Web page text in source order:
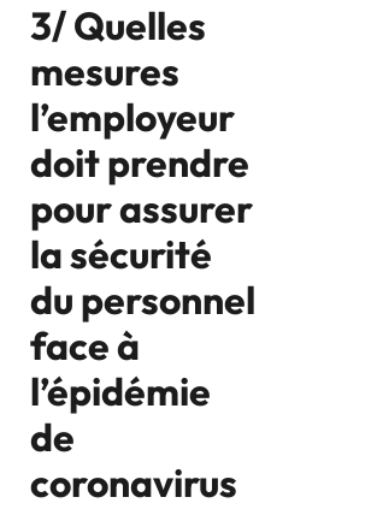
3/ Quelles
mesures
l’employeur
doit prendre
pour assurer
la sécurité
du personnel
face à
l’épidémie
de
coronavirus